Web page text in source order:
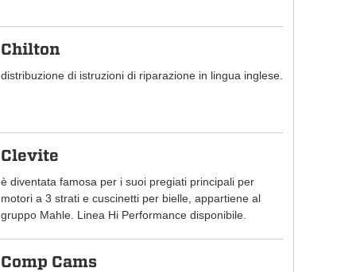
Chilton
distribuzione di istruzioni di riparazione in lingua inglese.
Clevite
è diventata famosa per i suoi pregiati principali per
motori a 3 strati e cuscinetti per bielle, appartiene al
gruppo Mahle. Linea Hi Performance disponibile.
Comp Cams